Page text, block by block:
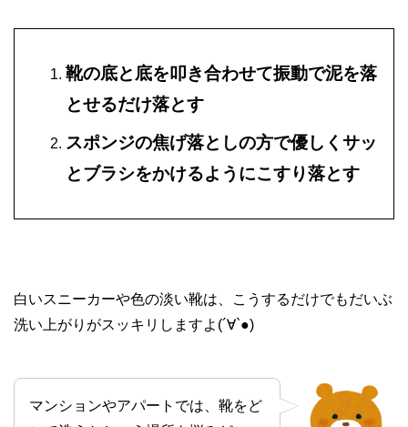
靴の底と底を叩き合わせて振動で泥を落
とせるだけ落とす
スポンジの焦げ落としの方で優しくサッ
とブラシをかけるようにこすり落とす
白いスニーカーや色の淡い靴は、こうするだけでもだいぶ
洗い上がりがスッキリしますよ(´∀`●)
マンションやアパートでは、靴をど